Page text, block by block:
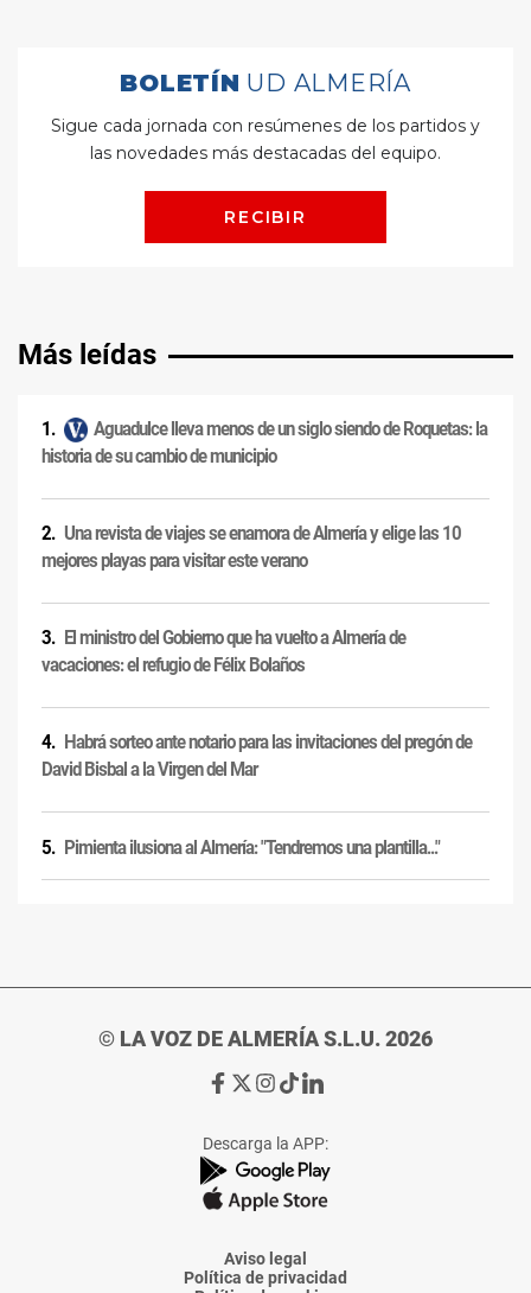
Más leídas
Aguadulce lleva menos de un siglo siendo de Roquetas: la
historia de su cambio de municipio
Una revista de viajes se enamora de Almería y elige las 10
mejores playas para visitar este verano
El ministro del Gobierno que ha vuelto a Almería de
vacaciones: el refugio de Félix Bolaños
Habrá sorteo ante notario para las invitaciones del pregón de
David Bisbal a la Virgen del Mar
Pimienta ilusiona al Almería: "Tendremos una plantilla..."
© LA VOZ DE ALMERÍA S.L.U. 2026
Ir
de
La
Voz
Almería
Ir
de
La
Voz
Almería
Ir
de
La
Voz
Almería
Ir
de
La
Voz
Almería
Ir
de
La
Voz
Descarga la APP:
Aviso legal
Política de privacidad